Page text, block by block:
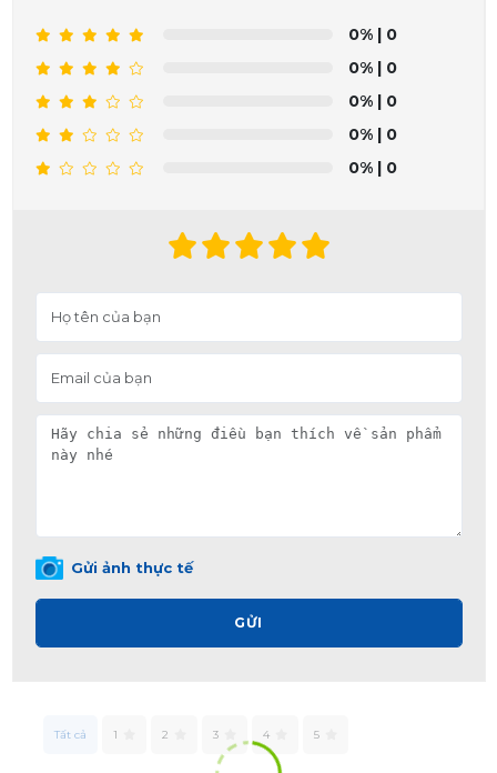
0% | 0
0% | 0
0% | 0
0% | 0
0% | 0
Gửi ảnh thực tế
GỬI
Tất cả 1 2 3 4 5